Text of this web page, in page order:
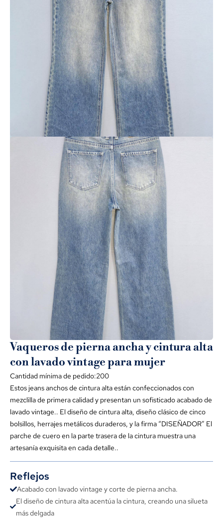
Vaqueros de pierna ancha y cintura alta
con lavado vintage para mujer
Cantidad mínima de pedido:200
Estos jeans anchos de cintura alta están confeccionados con
mezclilla de primera calidad y presentan un sofisticado acabado de
lavado vintage.. El diseño de cintura alta, diseño clásico de cinco
bolsillos, herrajes metálicos duraderos, y la firma “DISEÑADOR” El
parche de cuero en la parte trasera de la cintura muestra una
artesanía exquisita en cada detalle..
Reflejos
Acabado con lavado vintage y corte de pierna ancha.
El diseño de cintura alta acentúa la cintura, creando una silueta
más delgada